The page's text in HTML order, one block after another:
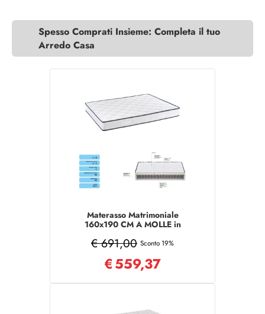
Spesso Comprati Insieme: Completa il tuo
Arredo Casa
Materasso Matrimoniale
160x190 CM A MOLLE in
€ 691,00 Sconto 19%
€559,37